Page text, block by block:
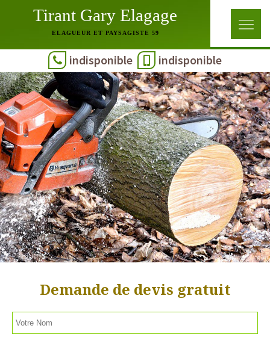
Tirant Gary Elagage
ELAGUEUR ET PAYSAGISTE 59
indisponible indisponible
Demande de devis gratuit